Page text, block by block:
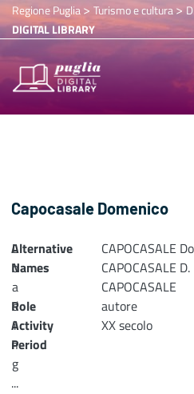
Regione Puglia> Turismo e cultura>
DIGITAL LIBRARY
Capocasale Domenico
L
o
a
d
i
n
g
...
Alternative
Names
CAPOCASALE
CAPOCASALE D.
CAPOCASALE
Role
autore
Activity
Period
XX secolo